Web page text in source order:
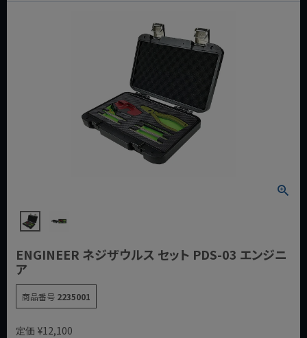
ENGINEER ネジザウルス セット PDS-03 エンジニ
ア
商品番号 2235001
定価 ¥12,100